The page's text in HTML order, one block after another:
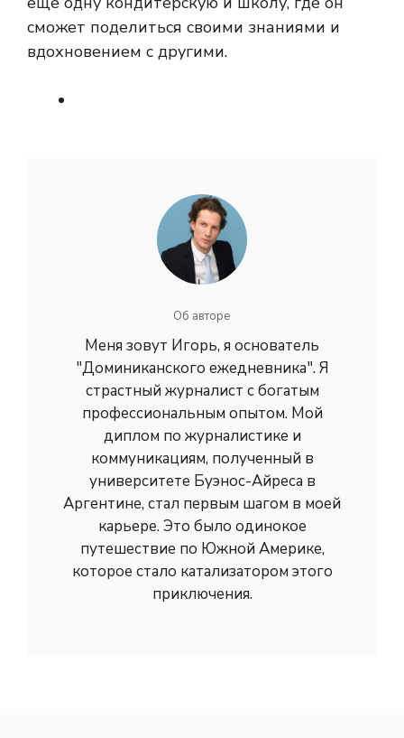
сможет поделиться своими знаниями и
вдохновением с другими.
Об авторе
Меня зовут Игорь, я основатель
"Доминиканского ежедневника". Я
страстный журналист с богатым
профессиональным опытом. Мой
диплом по журналистике и
коммуникациям, полученный в
университете Буэнос-Айреса в
Аргентине, стал первым шагом в моей
карьере. Это было одинокое
путешествие по Южной Америке,
которое стало катализатором этого
приключения.